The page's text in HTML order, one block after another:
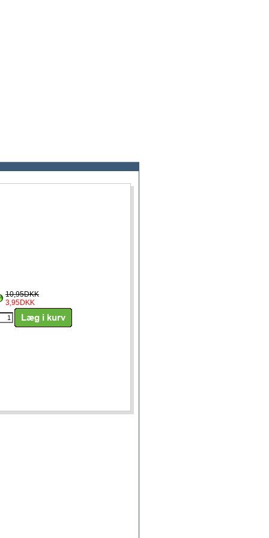
10,95DKK
3,95DKK